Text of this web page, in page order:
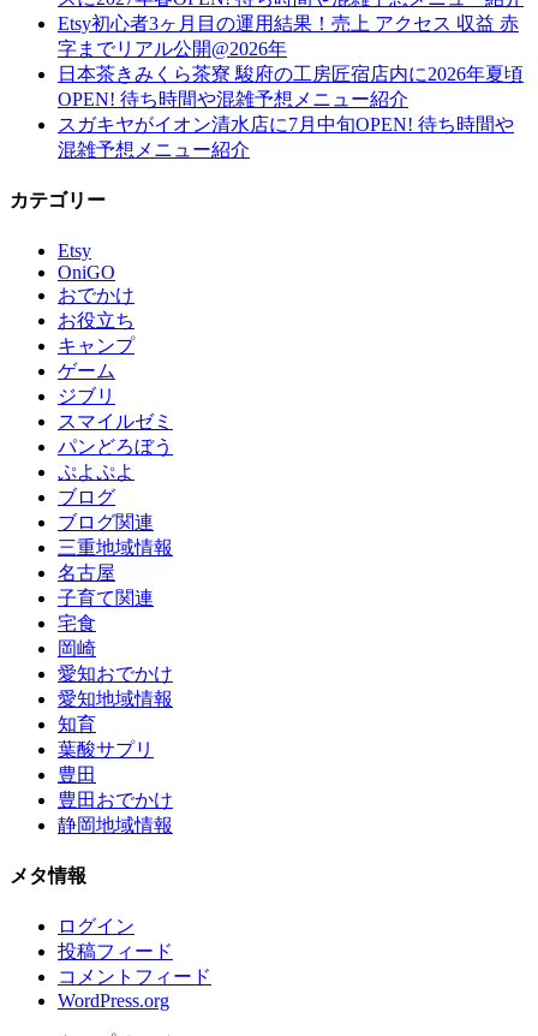
Etsy初心者3ヶ月目の運用結果！売上 アクセス 収益 赤
字までリアル公開@2026年
日本茶きみくら茶寮 駿府の工房匠宿店内に2026年夏頃
OPEN! 待ち時間や混雑予想メニュー紹介
スガキヤがイオン清水店に7月中旬OPEN! 待ち時間や
混雑予想メニュー紹介
カテゴリー
Etsy
OniGO
おでかけ
お役立ち
キャンプ
ゲーム
ジブリ
スマイルゼミ
パンどろぼう
ぷよぷよ
ブログ
ブログ関連
三重地域情報
名古屋
子育て関連
宅食
岡崎
愛知おでかけ
愛知地域情報
知育
葉酸サプリ
豊田
豊田おでかけ
静岡地域情報
メタ情報
ログイン
投稿フィード
コメントフィード
WordPress.org